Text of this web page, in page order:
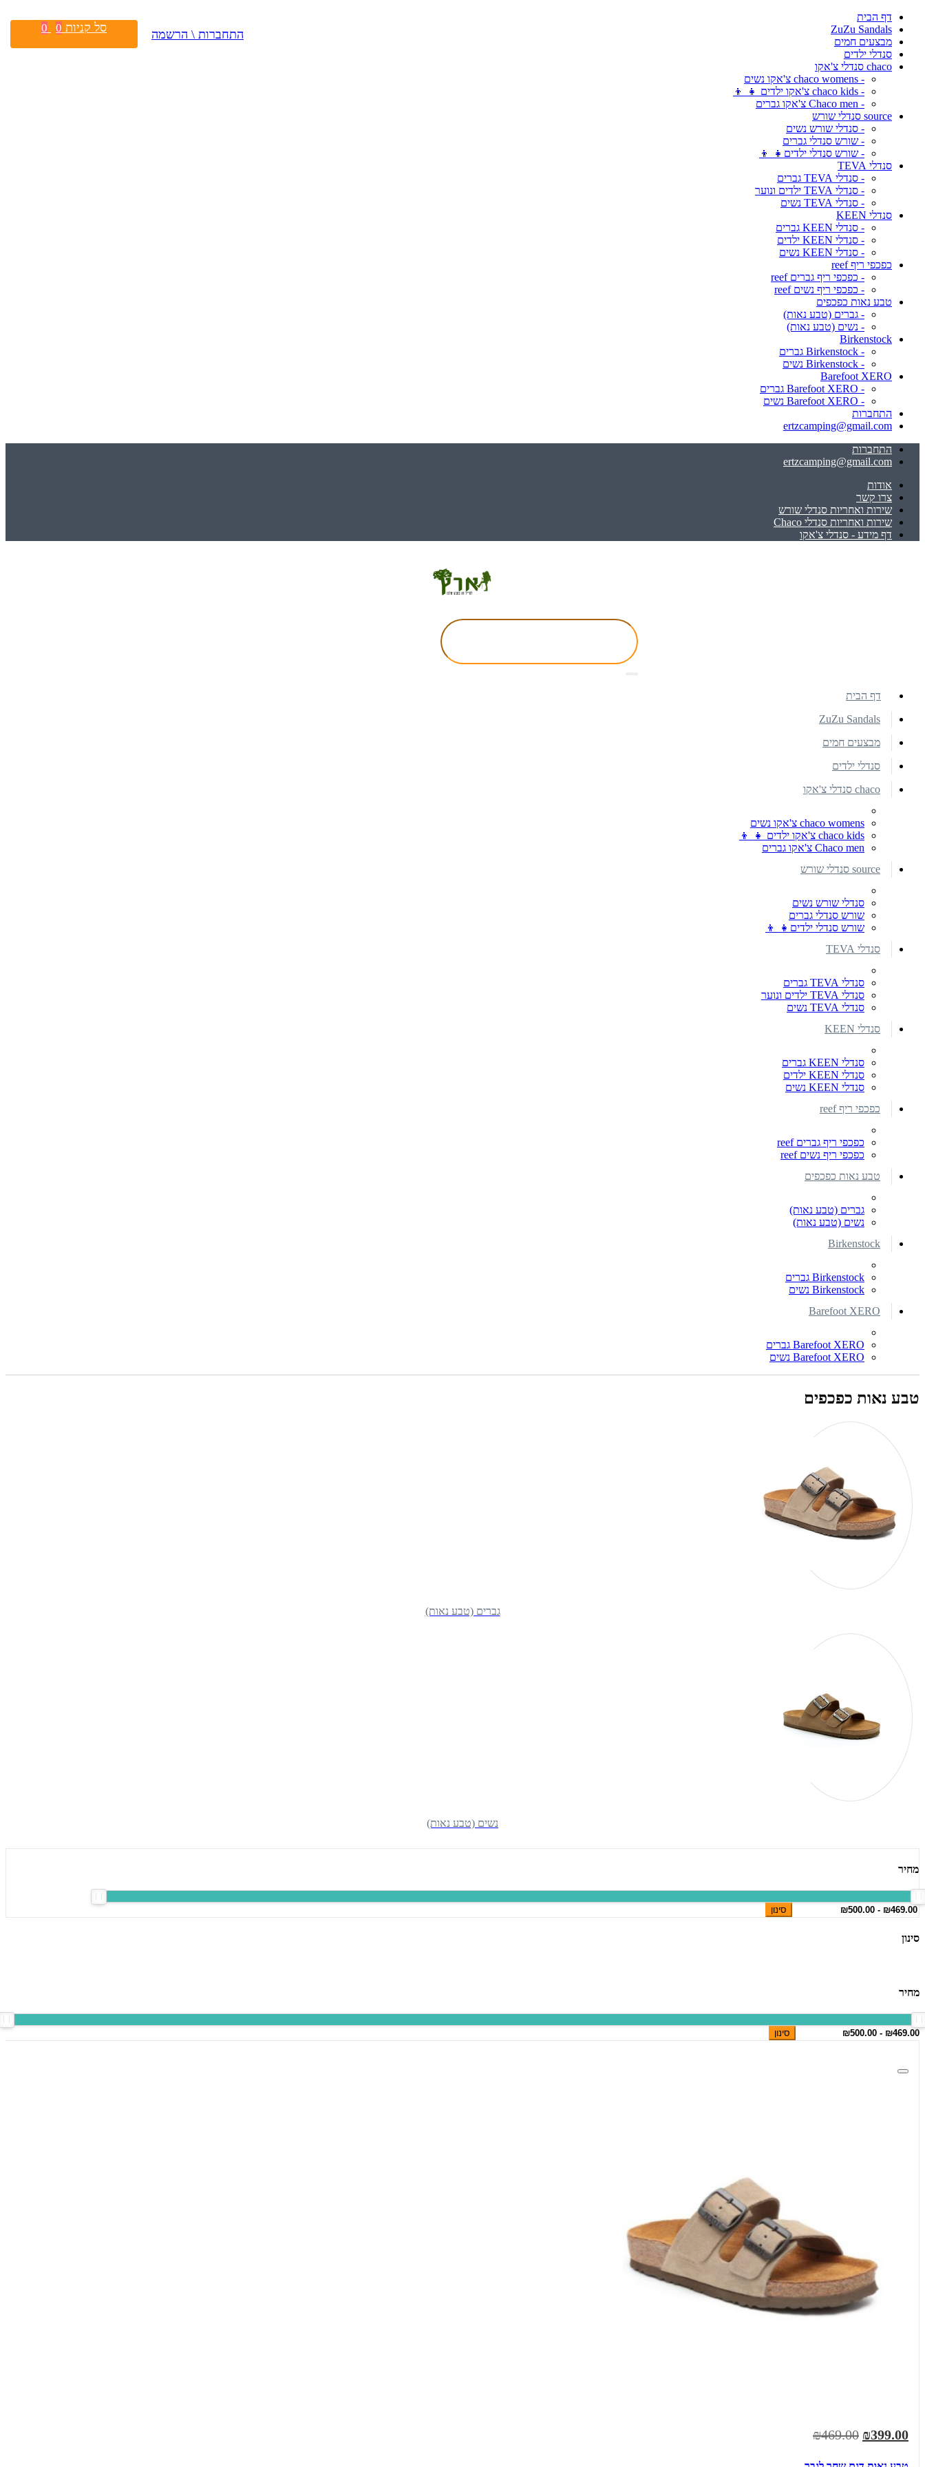
דף הבית
ZuZu Sandals
מבצעים חמים
סנדלי ילדים
chaco סנדלי צ'אקו
- chaco womens צ'אקו נשים
- chaco kids צ'אקו ילדים 👧 👦
- Chaco men צ'אקו גברים
source סנדלי שורש
- סנדלי שורש נשים
- שורש סנדלי גברים
- שורש סנדלי ילדים👧 👦
סנדלי TEVA
- סנדלי TEVA גברים
- סנדלי TEVA ילדים ונוער
- סנדלי TEVA נשים
סנדלי KEEN
- סנדלי KEEN גברים
- סנדלי KEEN ילדים
- סנדלי KEEN נשים
כפכפי ריף reef
- כפכפי ריף גברים reef
- כפכפי ריף נשים reef
טבע נאות כפכפים
- גברים (טבע נאות)
- נשים (טבע נאות)
Birkenstock
- Birkenstock גברים
- Birkenstock נשים
Barefoot XERO
- Barefoot XERO גברים
- Barefoot XERO נשים
התחברות
ertzcamping@gmail.com
התחברות
ertzcamping@gmail.com
אודות
צרו קשר
שירות ואחריות סנדלי שורש
שירות ואחריות סנדלי Chaco
דף מידע - סנדלי צ'אקו
התחברות \ הרשמה סל קניות 0
0
דף הבית
ZuZu Sandals
מבצעים חמים
סנדלי ילדים
chaco סנדלי צ'אקו
chaco womens צ'אקו נשים
chaco kids צ'אקו ילדים 👧 👦
Chaco men צ'אקו גברים
source סנדלי שורש
סנדלי שורש נשים
שורש סנדלי גברים
שורש סנדלי ילדים👧 👦
סנדלי TEVA
סנדלי TEVA גברים
סנדלי TEVA ילדים ונוער
סנדלי TEVA נשים
סנדלי KEEN
סנדלי KEEN גברים
סנדלי KEEN ילדים
סנדלי KEEN נשים
כפכפי ריף reef
כפכפי ריף גברים reef
כפכפי ריף נשים reef
טבע נאות כפכפים
גברים (טבע נאות)
נשים (טבע נאות)
Birkenstock
Birkenstock גברים
Birkenstock נשים
Barefoot XERO
Barefoot XERO גברים
Barefoot XERO נשים
טבע נאות כפכפים
גברים (טבע נאות)
נשים (טבע נאות)
מחיר
סינון
סינון
מחיר
סינון
₪399.00
₪469.00